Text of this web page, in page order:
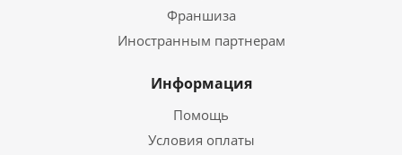
Франшиза
Иностранным партнерам
Информация
Помощь
Условия оплаты